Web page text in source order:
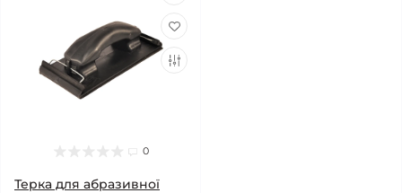
0
Терка для абразивної